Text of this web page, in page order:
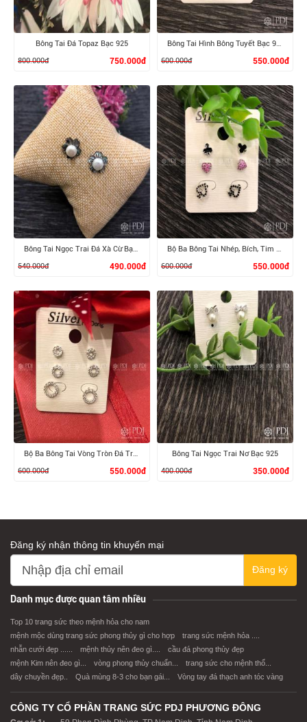
XEM CHI TIẾT
Bông Tai Đá Topaz Bạc 925
800.000đ
750.000đ
XEM CHI TIẾT
Bông Tai Hình Bông Tuyết Bạc 925
600.000đ
550.000đ
XEM CHI TIẾT
540.000đ
490.000đ
XEM CHI TIẾT
600.000đ
550.000đ
XEM CHI TIẾT
Bộ Ba Bông Tai Vòng Tròn Đá Trắng Bạc 925
600.000đ
550.000đ
XEM CHI TIẾT
Bông Tai Ngọc Trai Nơ Bạc 925
400.000đ
350.000đ
Đăng ký nhận thông tin khuyến mại
Đăng ký
Danh mục được quan tâm nhiều
Top 10 trang sức theo mệnh hỏa cho nam
mệnh mộc dùng trang sức phong thủy gì cho hợp
trang sức mệnh hỏa ....
nhẫn cưới đẹp ......
mệnh thủy nên đeo gì....
cầu đá phong thủy đẹp
mệnh Kim nên đeo gì...
vòng phong thủy chuẩn...
trang sức cho mệnh thổ...
dây chuyền đẹp..
Quà mùng 8-3 cho bạn gái... Vòng tay đá thạch anh tóc vàng
CÔNG TY CỔ PHẦN TRANG SỨC PDJ PHƯƠNG ĐÔNG